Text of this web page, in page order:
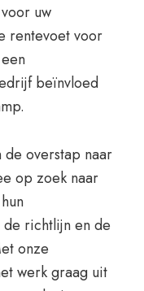
uw
rentevoet voor
beïnvloed
overstap naar
op zoek naar
richtlijn en de
onze
werk graag uit